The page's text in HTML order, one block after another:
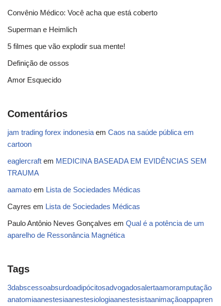
Convênio Médico: Você acha que está coberto
Superman e Heimlich
5 filmes que vão explodir sua mente!
Definição de ossos
Amor Esquecido
Comentários
jam trading forex indonesia em Caos na saúde pública em
cartoon
eaglercraft em MEDICINA BASEADA EM EVIDÊNCIAS SEM
TRAUMA
aamato em Lista de Sociedades Médicas
Cayres em Lista de Sociedades Médicas
Paulo Antônio Neves Gonçalves em Qual é a potência de um
aparelho de Ressonância Magnética
Tags
3dabscessoabsurdoadipócitosadvogadosalertaamoramputação
anatomiaanestesiaanestesiologiaanestesistaanimaçãoappapren